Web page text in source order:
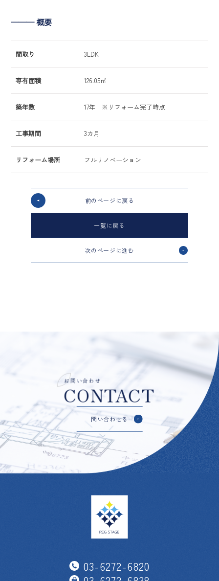
─── 概要
間取り 3LDK
専有面積 126.05㎡
築年数 17年 ※リフォーム完了時点
工事期間 3カ月
リフォーム場所 フルリノベーション
前のページに戻る
一覧に戻る
次のページに進む
お問い合わせ
CONTACT
問い合わせる
03-6272-6820